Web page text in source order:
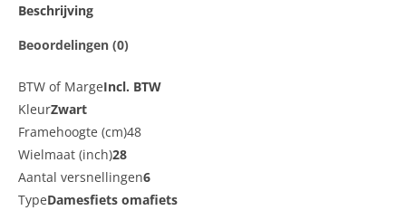
Beschrijving
Beoordelingen (0)
BTW of MargeIncl. BTW
KleurZwart
Framehoogte (cm)48
Wielmaat (inch)28
Aantal versnellingen6
TypeDamesfiets omafiets